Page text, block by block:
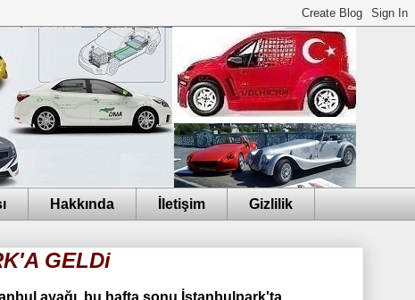
Hakkında İletişim Gizlilik
GELDi